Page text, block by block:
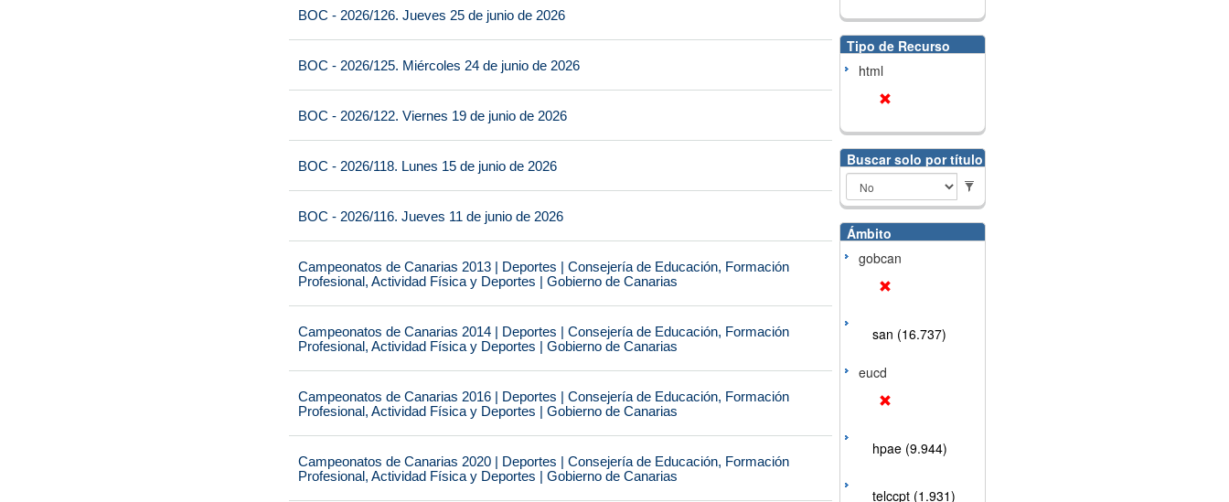
BOC - 2026/126. Jueves 25 de junio de 2026
BOC - 2026/125. Miércoles 24 de junio de 2026
BOC - 2026/122. Viernes 19 de junio de 2026
BOC - 2026/118. Lunes 15 de junio de 2026
BOC - 2026/116. Jueves 11 de junio de 2026
Campeonatos de Canarias 2013 | Deportes | Consejería de Educación, Formación
Profesional, Actividad Física y Deportes | Gobierno de Canarias
Campeonatos de Canarias 2014 | Deportes | Consejería de Educación, Formación
Profesional, Actividad Física y Deportes | Gobierno de Canarias
Campeonatos de Canarias 2016 | Deportes | Consejería de Educación, Formación
Profesional, Actividad Física y Deportes | Gobierno de Canarias
Campeonatos de Canarias 2020 | Deportes | Consejería de Educación, Formación
Profesional, Actividad Física y Deportes | Gobierno de Canarias
Tipo de Recurso
html
Buscar solo por título
Ámbito
gobcan
san (16.737)
eucd
hpae (9.944)
telccpt (1.931)